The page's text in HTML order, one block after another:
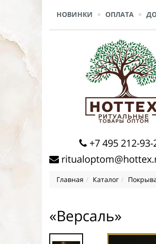
НОВИНКИ ОПЛАТА
+7 495 212-93-
Главная Каталог
«Версаль»